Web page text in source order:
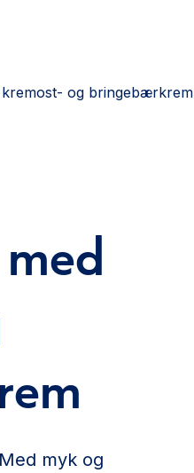
kremost- og bringebærkrem
myk og